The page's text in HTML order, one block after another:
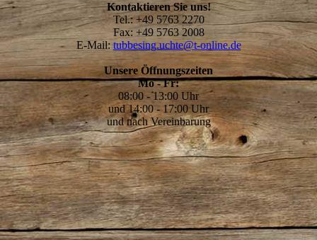
Kontaktieren Sie uns!
Tel.: +49 5763 2270
Fax: +49 5763 2008
E-Mail:tubbesing.uchte@t-online.de
Unsere Öffnungszeiten
Mo - Fr:
08:00 - 13:00 Uhr
und 14:00 - 17:00 Uhr
und nach Vereinbarung